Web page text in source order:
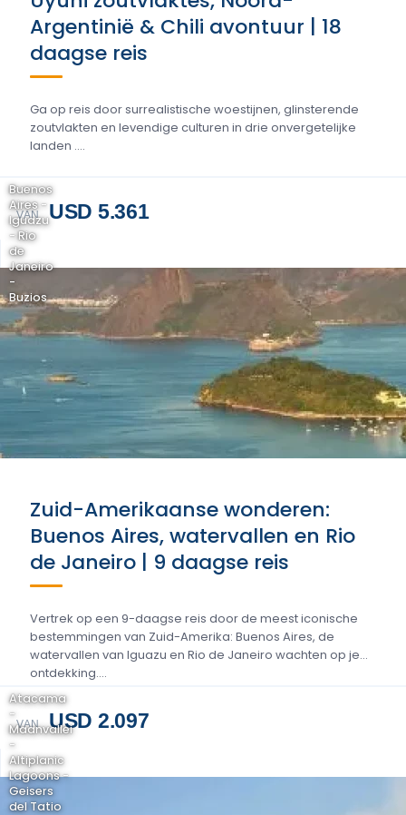
Argentinië & Chili avontuur | 18
daagse reis
Ga op reis door surrealistische woestijnen, glinsterende
zoutvlakten en levendige culturen in drie onvergetelijke
landen ....
VAN USD 5.361
Buenos
Aires -
Iguazu
- Rio
de
Janeiro
-
Buzios
Zuid-Amerikaanse wonderen:
Buenos Aires, watervallen en Rio
de Janeiro | 9 daagse reis
Vertrek op een 9-daagse reis door de meest iconische
bestemmingen van Zuid-Amerika: Buenos Aires, de
watervallen van Iguazu en Rio de Janeiro wachten op je
ontdekking....
VAN USD 2.097
Atacama
-
Maanvallei
-
Altiplanic
Lagoons -
Geisers
del Tatio